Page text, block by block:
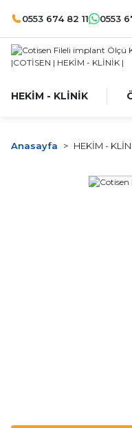
0553 674 82 11 0553
HEKİM - KLİNİK
Anasayfa HEKİM -